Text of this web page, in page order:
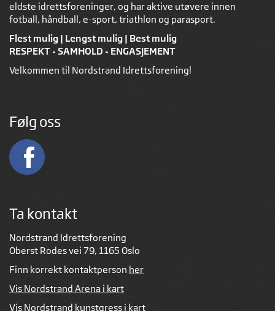
eldste idrettsforeninger, og har aktive utøvere innen
fotball, håndball, e-sport, triathlon og parasport.
Flest mulig | Lengst mulig | Best mulig
RESPEKT - SAMHOLD - ENGASJEMENT
Velkommen til Nordstrand Idrettsforening!
Følg oss
Ta kontakt
Nordstrand Idrettsforening
Oberst Rodes vei 79, 1165 Oslo
Finn korrekt kontaktperson her
Vis Nordstrand Arena i kart
Vis Nordstrand kunstgress i kart